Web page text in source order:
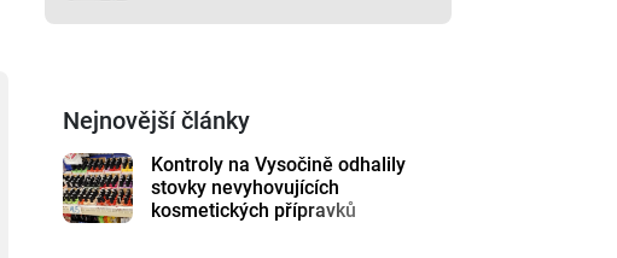
Nejnovější články
Kontroly na Vysočině odhalily
stovky nevyhovujících
kosmetických přípravků